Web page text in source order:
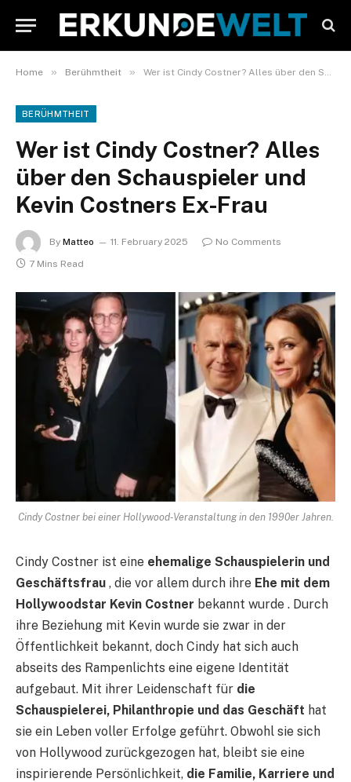
Home » Berühmtheit » Wer ist Cindy Costner? Alles über den Schauspieler und Kevin Costners Ex-Frau
BERÜHMTHEIT
Wer ist Cindy Costner? Alles
über den Schauspieler und
Kevin Costners Ex-Frau
By Matteo 11. February 2025
No Comments
7 Mins Read
Cindy Costner bei einer Hollywood-Veranstaltung in den 1990er Jahren.
Cindy Costner ist eine ehemalige Schauspielerin und
Geschäftsfrau , die vor allem durch ihre Ehe mit dem
Hollywoodstar Kevin Costner bekannt wurde . Durch
ihre Beziehung mit Kevin wurde sie zwar in der
Öffentlichkeit bekannt, doch Cindy hat sich auch
abseits des Rampenlichts eine eigene Identität
aufgebaut. Mit ihrer Leidenschaft für die
Schauspielerei, Philanthropie und das Geschäft hat
sie ein Leben voller Erfolge geführt. Obwohl sie sich
von Hollywood zurückgezogen hat, bleibt sie eine
inspirierende Persönlichkeit, die Familie, Karriere und